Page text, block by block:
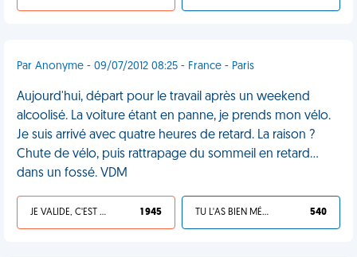
Par Anonyme - 09/07/2012 08:25 - France - Paris
Aujourd'hui, départ pour le travail après un weekend
alcoolisé. La voiture étant en panne, je prends mon vélo.
Je suis arrivé avec quatre heures de retard. La raison ?
Chute de vélo, puis rattrapage du sommeil en retard...
dans un fossé. VDM
JE VALIDE, C'EST UNE VDM 1 945 TU L'AS BIEN MÉRITÉ 540